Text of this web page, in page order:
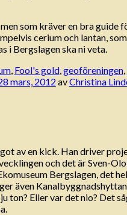
som kräver en bra
cerium och lantan,
i Bergslagen ska ni veta.
, Fool's gold,geoföreningen,
mars, 2012 avChristina
av en kick. Han driver
och det är Sven-
Bergslagen, det
även
Eller var det nio? Det